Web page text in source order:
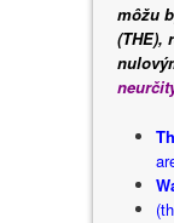
môžu
(THE),